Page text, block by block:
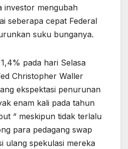
investor mengubah
seberapa cepat Federal
suku bunganya.
pada hari Selasa
Christopher Waller
ekspektasi penurunan
enam kali pada tahun
“ meskipun tidak terlalu
para pedagang swap
ulang spekulasi mereka